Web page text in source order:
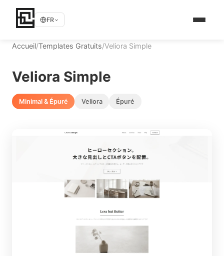
FR
Accueil/Templates Gratuits/Veliora Simple
Veliora Simple
Minimal & Épuré Veliora Épuré